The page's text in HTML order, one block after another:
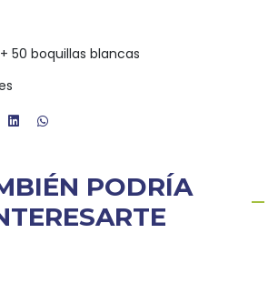
50 boquillas blancas
PODRÍA